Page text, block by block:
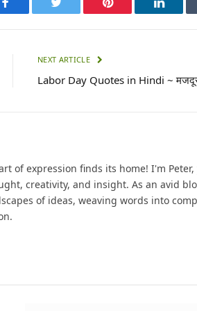
Facebook Twitter Pinterest
NEXT ARTICLE
Labor Day Quotes in Hindi ~ मजदूर
of expression finds its home! I'm
creativity, and insight. As an avid
of ideas, weaving words into